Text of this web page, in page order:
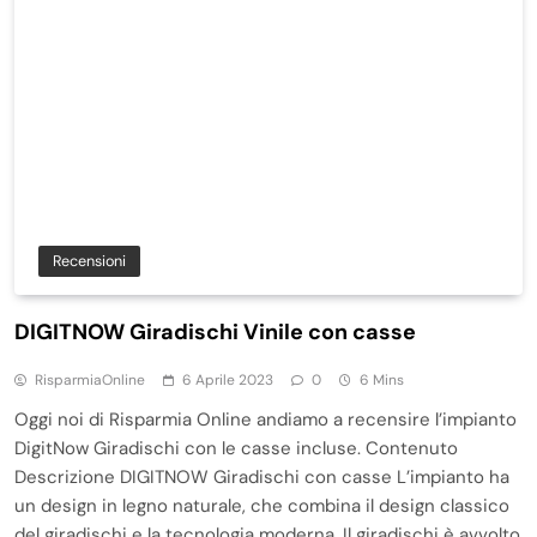
Recensioni
DIGITNOW Giradischi Vinile con casse
RisparmiaOnline 6 Aprile 2023 0 6 Mins
Oggi noi di Risparmia Online andiamo a recensire l’impianto
DigitNow Giradischi con le casse incluse. Contenuto
Descrizione DIGITNOW Giradischi con casse L’impianto ha
un design in legno naturale, che combina il design classico